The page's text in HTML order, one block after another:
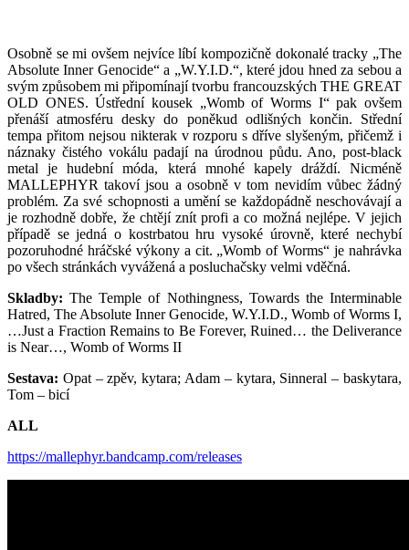
Osobně se mi ovšem nejvíce líbí kompozičně dokonalé tracky „The
Absolute Inner Genocide“ a „W.Y.I.D.“, které jdou hned za sebou a
svým způsobem mi připomínají tvorbu francouzských THE GREAT
OLD ONES. Ústřední kousek „Womb of Worms I“ pak ovšem
přenáší atmosféru desky do poněkud odlišných končin. Střední
tempa přitom nejsou nikterak v rozporu s dříve slyšeným, přičemž i
náznaky čistého vokálu padají na úrodnou půdu. Ano, post-black
metal je hudební móda, která mnohé kapely dráždí. Nicméně
MALLEPHYR takoví jsou a osobně v tom nevidím vůbec žádný
problém. Za své schopnosti a umění se každopádně neschovávají a
je rozhodně dobře, že chtějí znít profi a co možná nejlépe. V jejich
případě se jedná o kostrbatou hru vysoké úrovně, které nechybí
pozoruhodné hráčské výkony a cit. „Womb of Worms“ je nahrávka
po všech stránkách vyvážená a posluchačsky velmi vděčná.
Skladby: The Temple of Nothingness, Towards the Interminable
Hatred, The Absolute Inner Genocide, W.Y.I.D., Womb of Worms I,
…Just a Fraction Remains to Be Forever, Ruined… the Deliverance
is Near…, Womb of Worms II
Sestava: Opat – zpěv, kytara; Adam – kytara, Sinneral – baskytara,
Tom – bicí
ALL
https://mallephyr.bandcamp.com/releases